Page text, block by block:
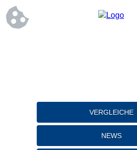
VERGLEICHE
NEWS